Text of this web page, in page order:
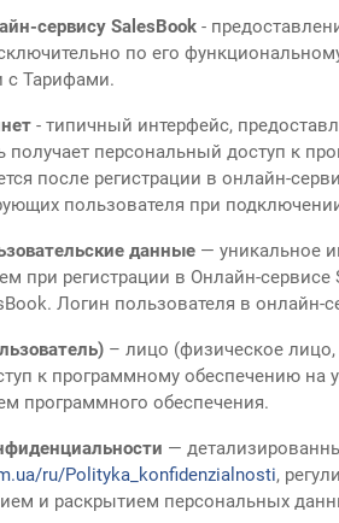
сервису SalesBook -
по его
с Тарифами.
- типичный интерфейс,
получает персональный доступ к
после регистрации в онлайн-
пользователя при
данные — уникальное
при регистрации в Онлайн-
Логин пользователя в онлайн-
– лицо (физическое
к программному обеспечению
программного обеспечения.
—
ru/Polityka_konfidenzialnosti,
и раскрытием персональных